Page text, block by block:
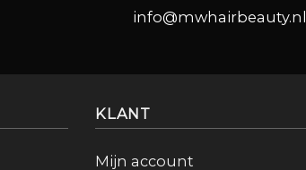
info@mwhairbeauty.nl
KLANT
Mijn account